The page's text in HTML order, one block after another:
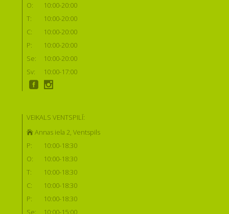
O:
10:00-20:00
T:
10:00-20:00
C:
10:00-20:00
P:
10:00-20:00
Se:
10:00-20:00
Sv:
10:00-17:00
VEIKALS VENTSPILĪ:
Annas iela 2, Ventspils
P:
10:00-18:30
O:
10:00-18:30
T:
10:00-18:30
C:
10:00-18:30
P:
10:00-18:30
Se:
10:00-15:00